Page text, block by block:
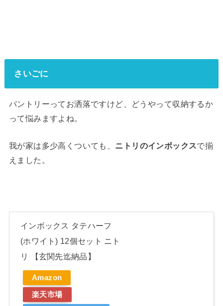
さいごに
パントリーってお洒落ですけど、どうやって収納するか
って悩みますよね。
我が家は多少高くついても、 ニトリのインボックスで揃
えました。
インボックス タテハーフ
(ホワイト) 12個セット ニト
リ 【玄関先迄納品】
Amazon
楽天市場